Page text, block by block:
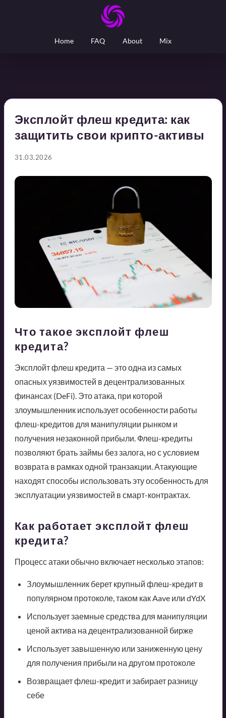
Home FAQ About Mix
Эксплойт флеш кредита: как
защитить свои крипто-активы
31.03.2026
Что такое эксплойт флеш
кредита?
Эксплойт флеш кредита — это одна из самых
опасных уязвимостей в децентрализованных
финансах (DeFi). Это атака, при которой
злоумышленник использует особенности работы
флеш-кредитов для манипуляции рынком и
получения незаконной прибыли. Флеш-кредиты
позволяют брать займы без залога, но с условием
возврата в рамках одной транзакции. Атакующие
находят способы использовать эту особенность для
эксплуатации уязвимостей в смарт-контрактах.
Как работает эксплойт флеш
кредита?
Процесс атаки обычно включает несколько этапов:
Злоумышленник берет крупный флеш-кредит в
популярном протоколе, таком как Aave или dYdX
Использует заемные средства для манипуляции
ценой актива на децентрализованной бирже
Использует завышенную или заниженную цену
для получения прибыли на другом протоколе
Возвращает флеш-кредит и забирает разницу
себе